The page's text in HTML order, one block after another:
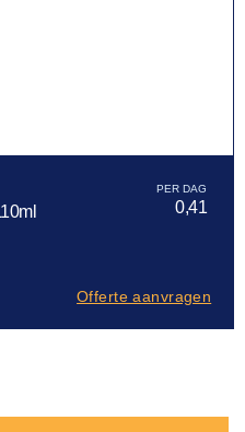
0,41
Offerte aanvragen